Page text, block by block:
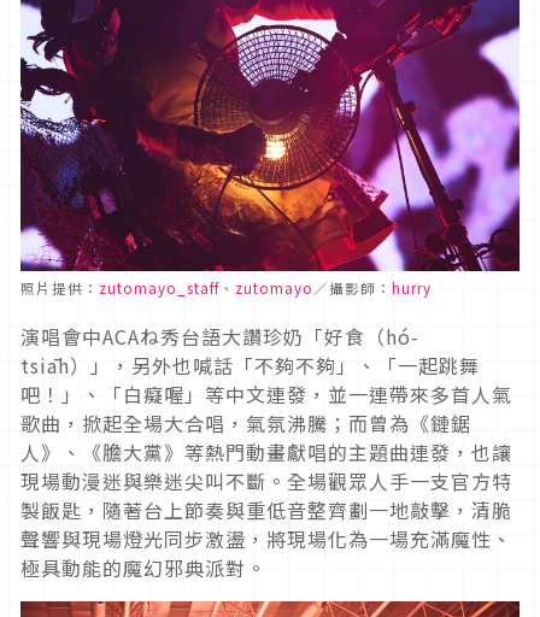
照片提供： zutomayo_staff 、 zutomayo ／攝影師： hurry
演唱會中ACAね秀台語大讚珍奶「好食（hó-
tsiāh）」，另外也喊話「不夠不夠」、「一起跳舞
吧！」、「白癡喔」等中文連發，並一連帶來多首人氣
歌曲，掀起全場大合唱，氣氛沸騰；而曾為《鏈鋸
人》、《膽大黨》等熱門動畫獻唱的主題曲連發，也讓
現場動漫迷與樂迷尖叫不斷。 全場觀眾人手一支官方特
製飯匙，隨著台上節奏與重低音整齊劃一地敲擊，清脆
聲響與現場燈光同步激盪，將現場化為一場充滿魔性、
極具動能的魔幻邪典派對。